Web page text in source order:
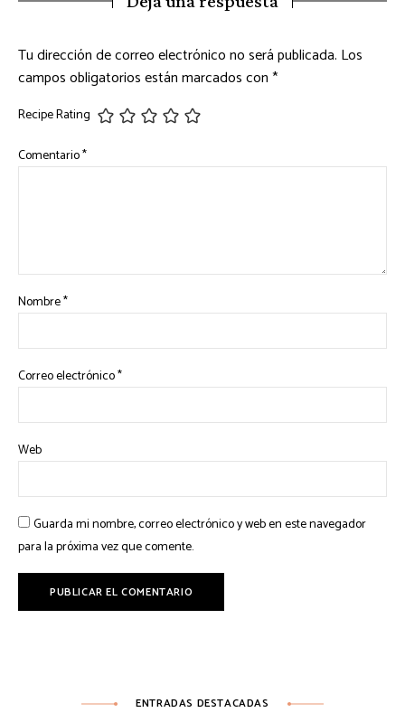
Tu dirección de correo electrónico no será publicada. Los
campos obligatorios están marcados con*
Recipe Rating
Comentario*
Nombre*
Correo electrónico*
Web
Guarda mi nombre, correo electrónico y web en este navegador
para la próxima vez que comente.
ENTRADAS DESTACADAS